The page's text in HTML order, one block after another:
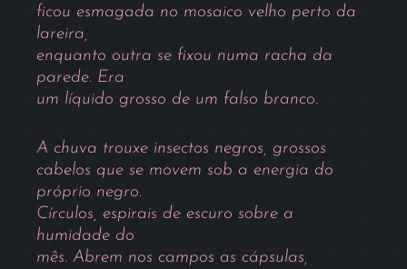
ficou esmagada no mosaico velho perto da
lareira,
enquanto outra se fixou numa racha da
parede. Era
um líquido grosso de um falso branco.
A chuva trouxe insectos negros, grossos
cabelos que se movem sob a energia do
próprio negro.
Círculos, espirais de escuro sobre a
humidade do
mês. Abrem nos campos as cápsulas,